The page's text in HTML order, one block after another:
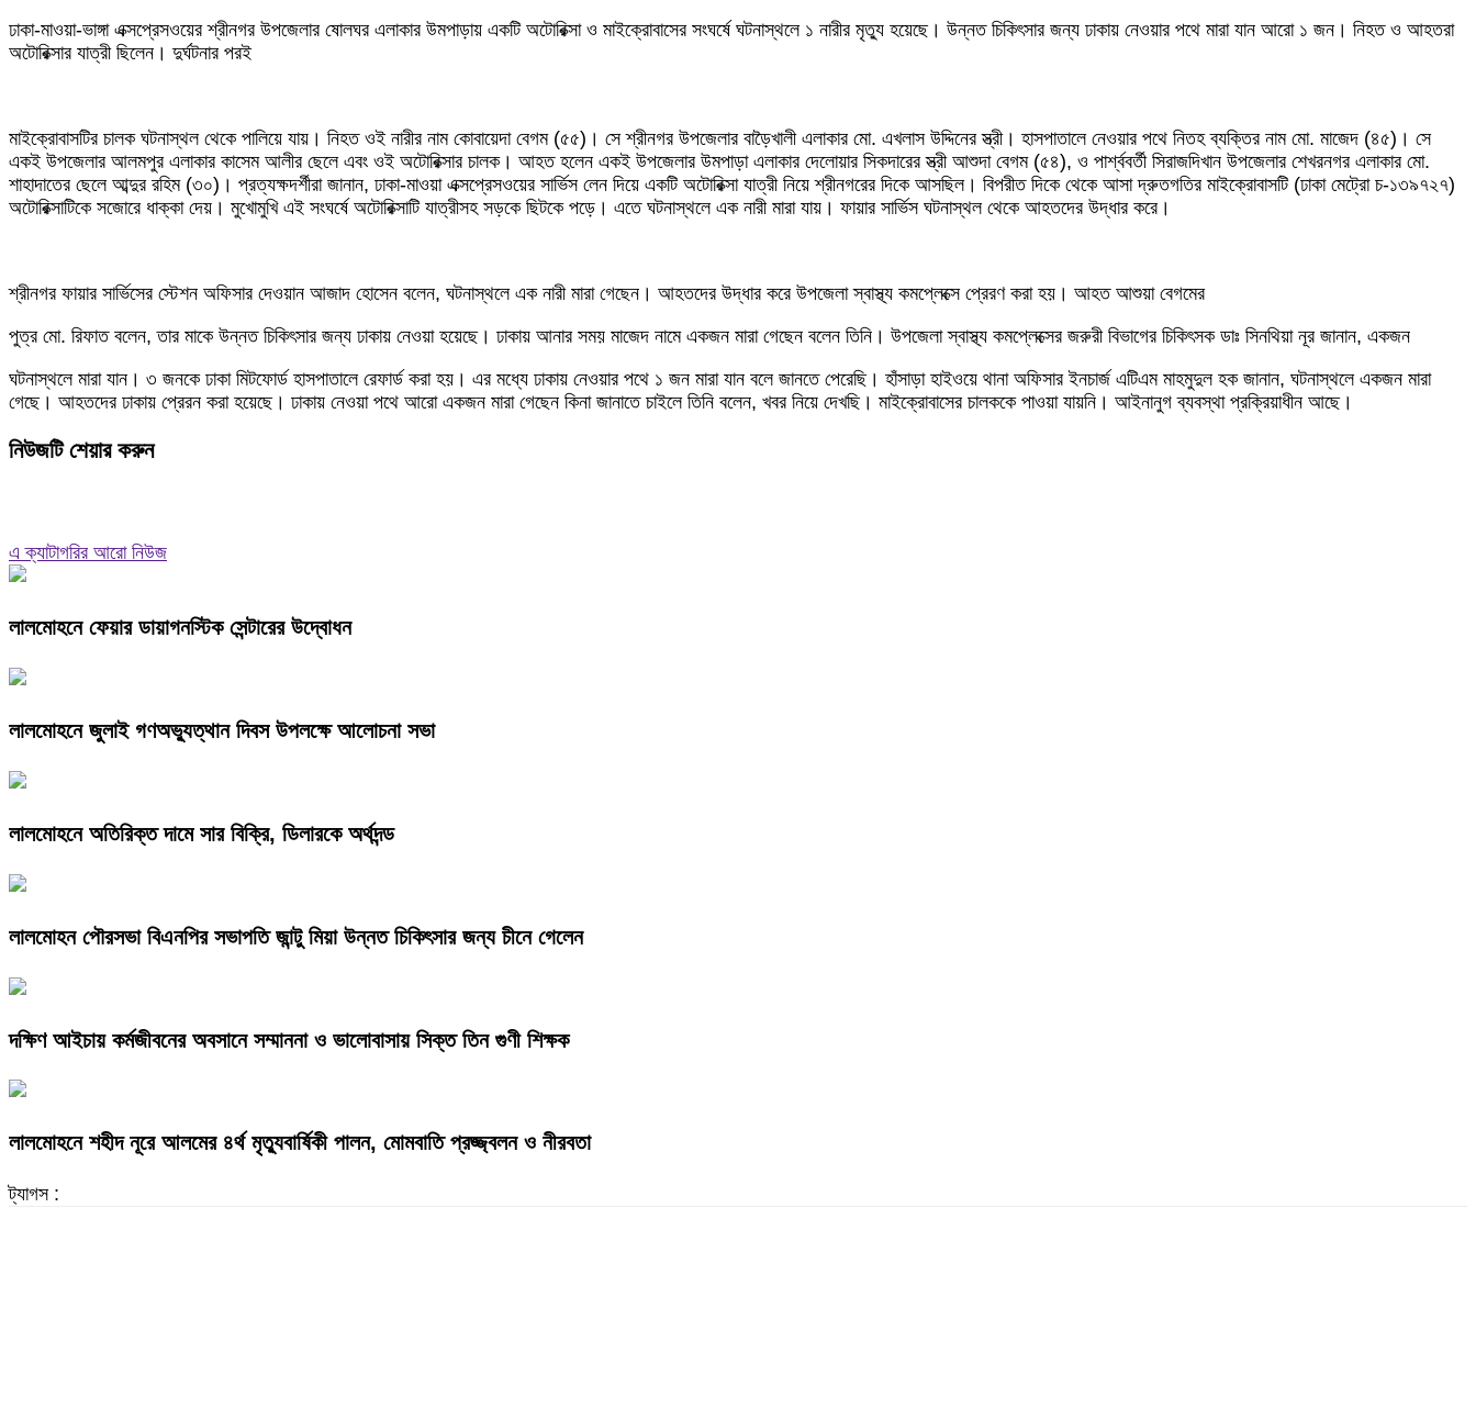
ঢাকা-মাওয়া-ভাঙ্গা এক্সপ্রেসওয়ের শ্রীনগর উপজেলার ষোলঘর এলাকার উমপাড়ায় একটি অটোরিক্সা ও মাইক্রোবাসের সংঘর্ষে ঘটনাস্থলে ১ নারীর মৃত্যু হয়েছে। উন্নত চিকিৎসার জন্য ঢাকায় নেওয়ার পথে মারা যান আরো ১ জন। নিহত ও আহতরা
অটোরিক্সার যাত্রী ছিলেন। দুর্ঘটনার পরই
মাইক্রোবাসটির চালক ঘটনাস্থল থেকে পালিয়ে যায়। নিহত ওই নারীর নাম কোবায়েদা বেগম (৫৫)। সে শ্রীনগর উপজেলার বাড়ৈখালী এলাকার মো. এখলাস উদ্দিনের স্ত্রী। হাসপাতালে নেওয়ার পথে নিতহ ব্যক্তির নাম মো. মাজেদ (৪৫)। সে
একই উপজেলার আলমপুর এলাকার কাসেম আলীর ছেলে এবং ওই অটোরিক্সার চালক। আহত হলেন একই উপজেলার উমপাড়া এলাকার দেলোয়ার সিকদারের স্ত্রী আশুদা বেগম (৫৪), ও পার্শ্ববর্তী সিরাজদিখান উপজেলার শেখরনগর এলাকার মো.
শাহাদাতের ছেলে আব্দুর রহিম (৩০)। প্রত্যক্ষদর্শীরা জানান, ঢাকা-মাওয়া এক্সপ্রেসওয়ের সার্ভিস লেন দিয়ে একটি অটোরিক্সা যাত্রী নিয়ে শ্রীনগরের দিকে আসছিল। বিপরীত দিকে থেকে আসা দ্রুতগতির মাইক্রোবাসটি (ঢাকা মেট্রো চ-১৩৯৭২৭)
অটোরিক্সাটিকে সজোরে ধাক্কা দেয়। মুখোমুখি এই সংঘর্ষে অটোরিক্সাটি যাত্রীসহ সড়কে ছিটকে পড়ে। এতে ঘটনাস্থলে এক নারী মারা যায়। ফায়ার সার্ভিস ঘটনাস্থল থেকে আহতদের উদ্ধার করে।
শ্রীনগর ফায়ার সার্ভিসের স্টেশন অফিসার দেওয়ান আজাদ হোসেন বলেন, ঘটনাস্থলে এক নারী মারা গেছেন। আহতদের উদ্ধার করে উপজেলা স্বাস্থ্য কমপ্লেক্সে প্রেরণ করা হয়। আহত আশুয়া বেগমের
পুত্র মো. রিফাত বলেন, তার মাকে উন্নত চিকিৎসার জন্য ঢাকায় নেওয়া হয়েছে। ঢাকায় আনার সময় মাজেদ নামে একজন মারা গেছেন বলেন তিনি। উপজেলা স্বাস্থ্য কমপ্লেক্সের জরুরী বিভাগের চিকিৎসক ডাঃ সিনথিয়া নূর জানান, একজন
ঘটনাস্থলে মারা যান। ৩ জনকে ঢাকা মিটফোর্ড হাসপাতালে রেফার্ড করা হয়। এর মধ্যে ঢাকায় নেওয়ার পথে ১ জন মারা যান বলে জানতে পেরেছি। হাঁসাড়া হাইওয়ে থানা অফিসার ইনচার্জ এটিএম মাহমুদুল হক জানান, ঘটনাস্থলে একজন মারা
গেছে। আহতদের ঢাকায় প্রেরন করা হয়েছে। ঢাকায় নেওয়া পথে আরো একজন মারা গেছেন কিনা জানাতে চাইলে তিনি বলেন, খবর নিয়ে দেখছি। মাইক্রোবাসের চালককে পাওয়া যায়নি। আইনানুগ ব্যবস্থা প্রক্রিয়াধীন আছে।
নিউজটি শেয়ার করুন
এ ক্যাটাগরির আরো নিউজ
লালমোহনে ফেয়ার ডায়াগনস্টিক সেন্টারের উদ্বোধন
লালমোহনে জুলাই গণঅভ্যুত্থান দিবস উপলক্ষে আলোচনা সভা
লালমোহনে অতিরিক্ত দামে সার বিক্রি, ডিলারকে অর্থদন্ড
লালমোহন পৌরসভা বিএনপির সভাপতি জান্টু মিয়া উন্নত চিকিৎসার জন্য চীনে গেলেন
দক্ষিণ আইচায় কর্মজীবনের অবসানে সম্মাননা ও ভালোবাসায় সিক্ত তিন গুণী শিক্ষক
লালমোহনে শহীদ নূরে আলমের ৪র্থ মৃত্যুবার্ষিকী পালন, মোমবাতি প্রজ্জ্বলন ও নীরবতা
ট্যাগস :